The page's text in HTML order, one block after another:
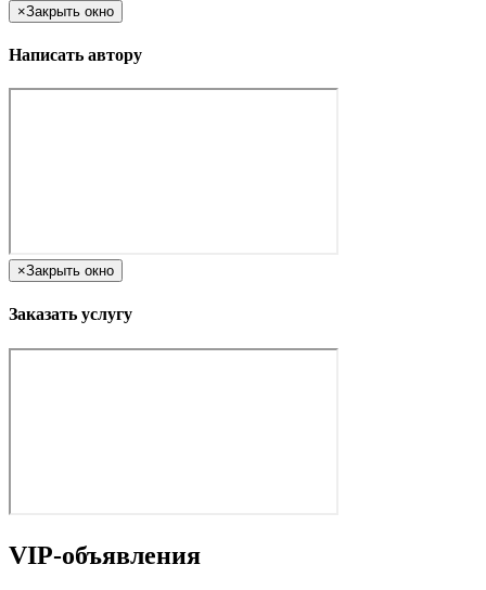
×Закрыть окно
Написать автору
×Закрыть окно
Заказать услугу
VIP-объявления